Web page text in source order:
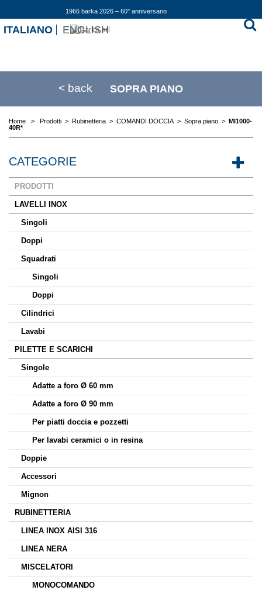
1966 barka 2026 – 60° anniversario
ITALIANO ENGLISH
< back SOPRA PIANO
Home > Prodotti > Rubinetteria > COMANDI DOCCIA > Sopra piano > MI1000-
40R*
CATEGORIE
PRODOTTI
LAVELLI INOX
Singoli
Doppi
Squadrati
Singoli
Doppi
Cilindrici
Lavabi
PILETTE E SCARICHI
Singole
Adatte a foro Ø 60 mm
Adatte a foro Ø 90 mm
Per piatti doccia e pozzetti
Per lavabi ceramici o in resina
Doppie
Accessori
Mignon
RUBINETTERIA
LINEA INOX AISI 316
LINEA NERA
MISCELATORI
MONOCOMANDO